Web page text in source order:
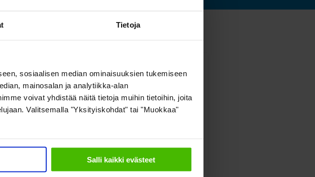
Tietoja
sosiaalisen median ominaisuuksien tukemiseen
mainosalan ja analytiikka-alan
voivat yhdistää näitä tietoja muihin tietoihin, joita
Valitsemalla "Yksityiskohdat" tai "Muokkaa"
Salli kaikki evästeet